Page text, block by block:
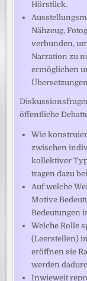
Hörstück.
Nähzeug,
verbunden,
Narration zu
ermöglichen
öffentliche
Wie
zwischen
kollektiver
tragen dazu
Auf welche
Motive
Bedeutungen
Welche Rolle
(Leerstellen)
eröffnen sie
werden
Inwieweit